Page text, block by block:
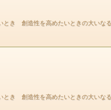
エネルギーの
き 創造性を高めたいときの大いな
き 創造性を高めたいときの大いな